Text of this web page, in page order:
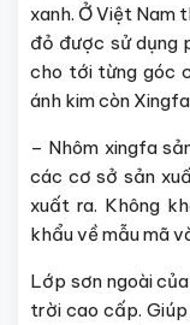
xanh. Ở Việt Nam
đỏ được sử dụng
cho tới từng góc
ánh kim còn
– Nhôm xingfa
các cơ sở sản
xuất ra. Không
khẩu về mẫu mã
Lớp sơn ngoài
trời cao cấp.